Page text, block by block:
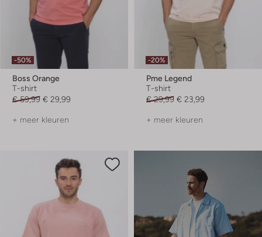
-50%
Boss Orange
T-shirt
€ 59,99 € 29,99
+ meer kleuren
-20%
Pme Legend
T-shirt
€ 29,99 € 23,99
+ meer kleuren